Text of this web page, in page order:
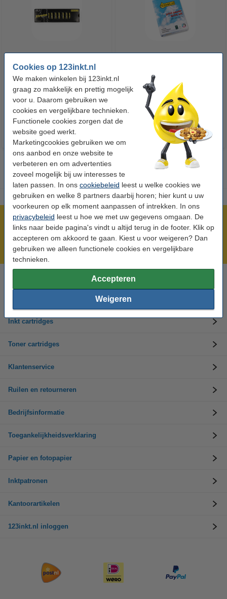
Cookies op 123inkt.nl
We maken winkelen bij 123inkt.nl
graag zo makkelijk en prettig mogelijk
voor u. Daarom gebruiken we
cookies en vergelijkbare technieken.
Functionele cookies zorgen dat de
website goed werkt.
Marketingcookies gebruiken we om
ons aanbod en onze website te
verbeteren en om advertenties
zoveel mogelijk bij uw interesses te
laten passen. In ons cookiebeleid leest u welke cookies we
gebruiken en welke 8 partners daarbij horen; hier kunt u uw
voorkeuren op elk moment aanpassen of intrekken. In ons
privacybeleid leest u hoe we met uw gegevens omgaan. De
links naar beide pagina's vindt u altijd terug in de footer. Klik op
accepteren om akkoord te gaan. Kiest u voor weigeren? Dan
gebruiken we alleen functionele cookies en vergelijkbare
technieken.
Accepteren
Weigeren
123accu Xtreme Power MN1500
Penlite AA batterij 24 stuks
€ 14,95 Incl. 21% btw
500 vel A4 - 80 grams FSC® Mix
Credit
€ 7,25 Incl. 21% btw
Meer dan 5 miljoen klanten!
Voor 23.59 uur besteld, morgen in huis!
Laagsteprijsgarantie!
Hulp nodig? Bel ons op 0294-787123
Op werkdagen van 8.00 tot 17.00 uur
Inkt cartridges
Toner cartridges
Klantenservice
Ruilen en retourneren
Bedrijfsinformatie
Toegankelijkheidsverklaring
Papier en fotopapier
Inktpatronen
Kantoorartikelen
123inkt.nl inloggen